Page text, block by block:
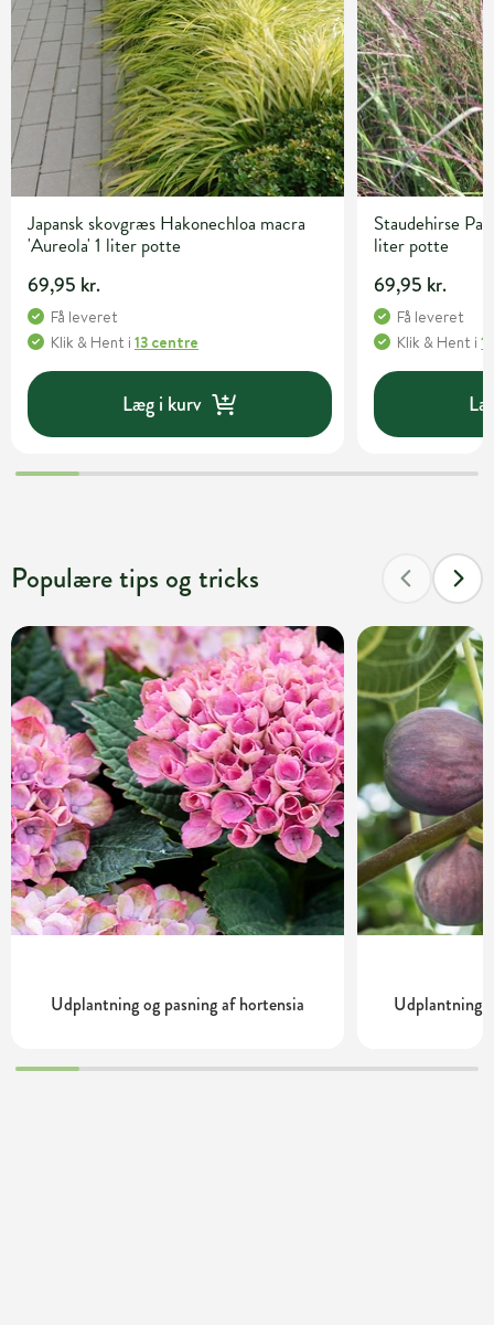
Japansk skovgræs Hakonechloa macra
'Aureola' 1 liter potte
69,95 kr.
Få leveret
Klik & Hent i 13 centre
Læg i kurv
Staudehirse
liter potte
69,95 kr.
Få leveret
Klik & Hent i
Populære tips og tricks
Udplantning og pasning af hortensia Udplantning